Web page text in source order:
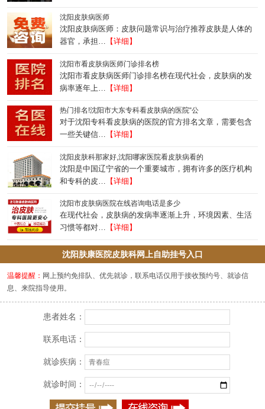
沈阳皮肤病医师
沈阳皮肤病医师：皮肤问题常识与治疗推荐皮肤是人体的
器官，承担… 【详细】
沈阳市看皮肤病医师门诊排名榜
沈阳市看皮肤病医师门诊排名榜在现代社会，皮肤病的发
病率逐年上…
【详细】
热门排名!沈阳市大东专科看皮肤病的医院“公
对于沈阳专科看皮肤病的医院的官方排名文章，需要包含
一些关键信… 【详细】
沈阳皮肤科那家好,沈阳哪家医院看皮肤病看的
沈阳是中国辽宁省的一个重要城市，拥有许多的医疗机构
和专科的皮…
【详细】
沈阳市皮肤病医院在线咨询电话是多少
在现代社会，皮肤病的发病率逐渐上升，环境因素、生活
习惯等都对… 【详细】
沈阳肤康医院皮肤科网上自助挂号入口
温馨提醒： 网上预约免排队、优先就诊，联系电话仅用于接收预约号、就诊信
息、来院指导使用。
患者姓名：
联系电话：
就诊疾病：
就诊时间：